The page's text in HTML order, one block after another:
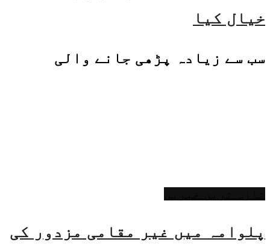
خیال کیا
سب سے زیادہ پڑھی جانے والی
پلوامہ میں غیر مقامی مزدور کی